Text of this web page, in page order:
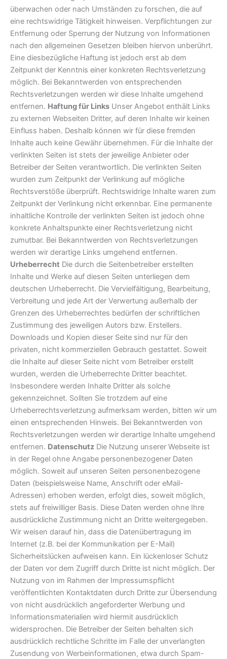
überwachen oder nach Umständen zu forschen, die auf
eine rechtswidrige Tätigkeit hinweisen. Verpflichtungen zur
Entfernung oder Sperrung der Nutzung von Informationen
nach den allgemeinen Gesetzen bleiben hiervon unberührt.
Eine diesbezügliche Haftung ist jedoch erst ab dem
Zeitpunkt der Kenntnis einer konkreten Rechtsverletzung
möglich. Bei Bekanntwerden von entsprechenden
Rechtsverletzungen werden wir diese Inhalte umgehend
entfernen. Haftung für Links Unser Angebot enthält Links
zu externen Webseiten Dritter, auf deren Inhalte wir keinen
Einfluss haben. Deshalb können wir für diese fremden
Inhalte auch keine Gewähr übernehmen. Für die Inhalte der
verlinkten Seiten ist stets der jeweilige Anbieter oder
Betreiber der Seiten verantwortlich. Die verlinkten Seiten
wurden zum Zeitpunkt der Verlinkung auf mögliche
Rechtsverstöße überprüft. Rechtswidrige Inhalte waren zum
Zeitpunkt der Verlinkung nicht erkennbar. Eine permanente
inhaltliche Kontrolle der verlinkten Seiten ist jedoch ohne
konkrete Anhaltspunkte einer Rechtsverletzung nicht
zumutbar. Bei Bekanntwerden von Rechtsverletzungen
werden wir derartige Links umgehend entfernen.
Urheberrecht Die durch die Seitenbetreiber erstellten
Inhalte und Werke auf diesen Seiten unterliegen dem
deutschen Urheberrecht. Die Vervielfältigung, Bearbeitung,
Verbreitung und jede Art der Verwertung außerhalb der
Grenzen des Urheberrechtes bedürfen der schriftlichen
Zustimmung des jeweiligen Autors bzw. Erstellers.
Downloads und Kopien dieser Seite sind nur für den
privaten, nicht kommerziellen Gebrauch gestattet. Soweit
die Inhalte auf dieser Seite nicht vom Betreiber erstellt
wurden, werden die Urheberrechte Dritter beachtet.
Insbesondere werden Inhalte Dritter als solche
gekennzeichnet. Sollten Sie trotzdem auf eine
Urheberrechtsverletzung aufmerksam werden, bitten wir um
einen entsprechenden Hinweis. Bei Bekanntwerden von
Rechtsverletzungen werden wir derartige Inhalte umgehend
entfernen. Datenschutz Die Nutzung unserer Webseite ist
in der Regel ohne Angabe personenbezogener Daten
möglich. Soweit auf unseren Seiten personenbezogene
Daten (beispielsweise Name, Anschrift oder eMail-
Adressen) erhoben werden, erfolgt dies, soweit möglich,
stets auf freiwilliger Basis. Diese Daten werden ohne Ihre
ausdrückliche Zustimmung nicht an Dritte weitergegeben.
Wir weisen darauf hin, dass die Datenübertragung im
Internet (z.B. bei der Kommunikation per E-Mail)
Sicherheitslücken aufweisen kann. Ein lückenloser Schutz
der Daten vor dem Zugriff durch Dritte ist nicht möglich. Der
Nutzung von im Rahmen der Impressumspflicht
veröffentlichten Kontaktdaten durch Dritte zur Übersendung
von nicht ausdrücklich angeforderter Werbung und
Informationsmaterialien wird hiermit ausdrücklich
widersprochen. Die Betreiber der Seiten behalten sich
ausdrücklich rechtliche Schritte im Falle der unverlangten
Zusendung von Werbeinformationen, etwa durch Spam-